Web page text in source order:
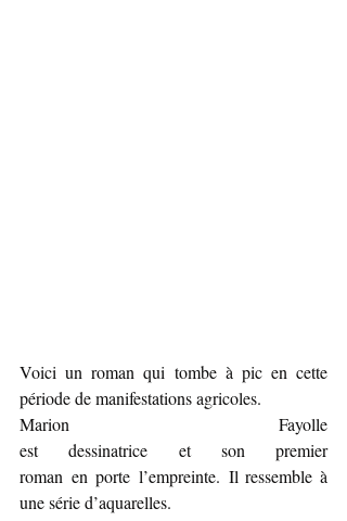
Voici un roman qui tombe à pic en cette
période de manifestations agricoles.
Marion Fayolle
est dessinatrice et son premier
roman en porte l’empreinte. Il ressemble à
une série d’aquarelles.